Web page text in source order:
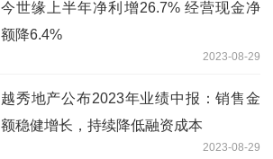
今世缘上半年净利增26.7% 经营现金净
额降6.4%
2023-08-29
越秀地产公布2023年业绩中报：销售金
额稳健增长，持续降低融资成本
2023-08-29